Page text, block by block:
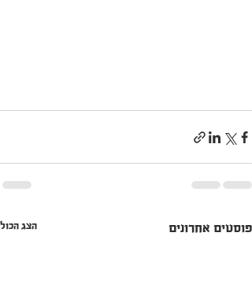
פוסטים אחרונים הצג הכול